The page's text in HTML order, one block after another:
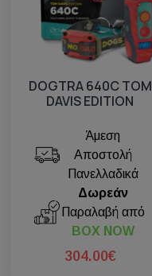
DOGTRA 640C TOM
DAVIS EDITION
Άμεση
Αποστολή
Πανελλαδικά
Δωρεάν
Παραλαβή από
BOX NOW
304.00€